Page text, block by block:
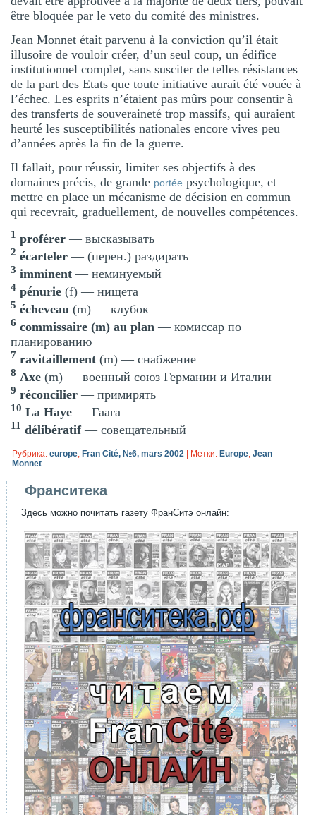
être bloquée par le veto du comité des ministres.
Jean Monnet était parvenu à la conviction qu’il était
illusoire de vouloir créer, d’un seul coup, un édifice
institutionnel complet, sans susciter de telles résistances
de la part des Etats que toute initiative aurait été vouée à
l’échec. Les esprits n’étaient pas mûrs pour consentir à
des transferts de souveraineté trop massifs, qui auraient
heurté les susceptibilités nationales encore vives peu
d’années après la fin de la guerre.
Il fallait, pour réussir, limiter ses objectifs à des
domaines précis, de grande portée psychologique, et
mettre en place un mécanisme de décision en commun
qui recevrait, graduellement, de nouvelles compétences.
1 proférer — высказывать
2 écarteler — (перен.) раздирать
3 imminent — неминуемый
4 pénurie (f) — нищета
5 écheveau (m) — клубок
6 commissaire (m) au plan — комиссар по
планированию
7 ravitaillement (m) — снабжение
8 Axe (m) — военный союз Германии и Италии
9 réconcilier — примирять
10 La Haye — Гаага
11 délibératif— совещательный
Рубрика: europe, Fran Cité, №6, mars 2002 Метки: Europe,Jean
Monnet
Франситека
Здесь можно почитать газету ФранСитэ онлайн: